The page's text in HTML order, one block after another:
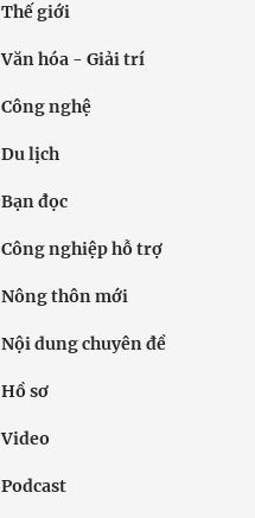
Thế giới
Văn hóa - Giải trí
Công nghệ
Du lịch
Bạn đọc
Công nghiệp hỗ trợ
Nông thôn mới
Nội dung chuyên đề
Hồ sơ
Video
Podcast